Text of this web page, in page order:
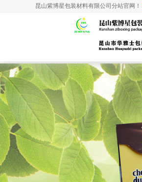
昆山紫博星包装材料有限公司分站官网！